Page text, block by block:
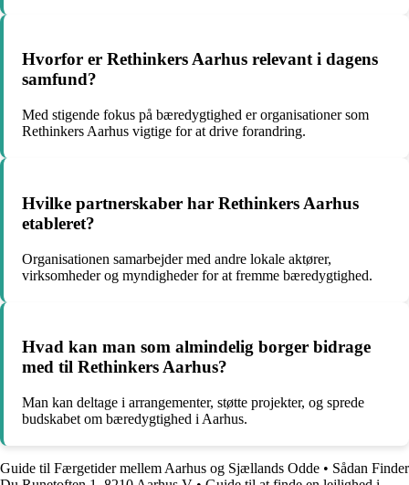
Hvorfor er Rethinkers Aarhus relevant i dagens
samfund?
Med stigende fokus på bæredygtighed er organisationer som
Rethinkers Aarhus vigtige for at drive forandring.
Hvilke partnerskaber har Rethinkers Aarhus
etableret?
Organisationen samarbejder med andre lokale aktører,
virksomheder og myndigheder for at fremme bæredygtighed.
Hvad kan man som almindelig borger bidrage
med til Rethinkers Aarhus?
Man kan deltage i arrangementer, støtte projekter, og sprede
budskabet om bæredygtighed i Aarhus.
Guide til Færgetider mellem Aarhus og Sjællands Odde • Sådan Finder